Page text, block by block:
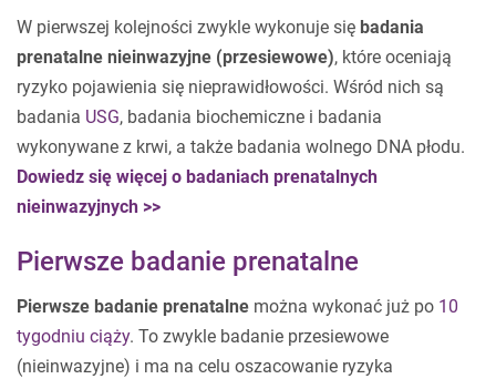
W pierwszej kolejności zwykle wykonuje się badania
prenatalne nieinwazyjne (przesiewowe), które oceniają
ryzyko pojawienia się nieprawidłowości. Wśród nich są
badania USG, badania biochemiczne i badania
wykonywane z krwi, a także badania wolnego DNA płodu.
Dowiedz się więcej o badaniach prenatalnych
nieinwazyjnych >>
Pierwsze badanie prenatalne
Pierwsze badanie prenatalne można wykonać już po 10
tygodniu ciąży. To zwykle badanie przesiewowe
(nieinwazyjne) i ma na celu oszacowanie ryzyka